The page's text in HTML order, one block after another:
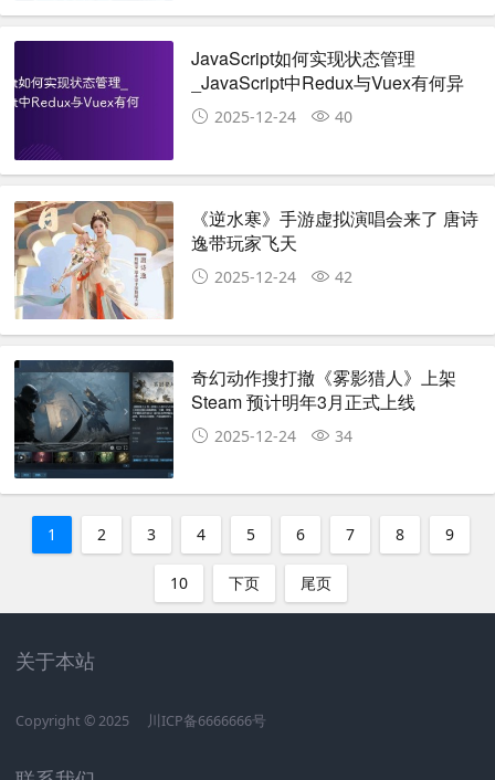
JavaScript如何实现状态管理
_JavaScript中Redux与Vuex有何异
同 2025-12-24 40
《逆水寒》手游虚拟演唱会来了 唐诗
逸带玩家飞天
2025-12-24 42
奇幻动作搜打撤《雾影猎人》上架
Steam 预计明年3月正式上线
2025-12-24 34
1 2 3 4 5 6 7 8 9
10 下页 尾页
关于本站
Copyright © 2025 川ICP备6666666号